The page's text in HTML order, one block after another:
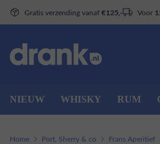
Gratis verzending vanaf €125,- Voor
NIEUW WHISKY RUM
Home Port, Sherry & co Frans Aperitief